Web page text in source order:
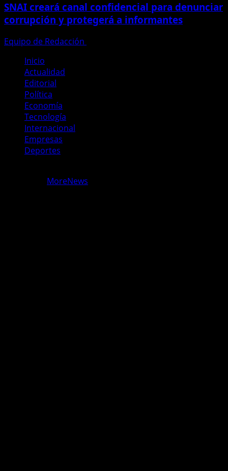
SNAI creará canal confidencial para denunciar
corrupción y protegerá a informantes
Equipo de Redacción
Inicio
Actualidad
Editorial
Política
Economía
Tecnología
Internacional
Empresas
Deportes
MoreNews